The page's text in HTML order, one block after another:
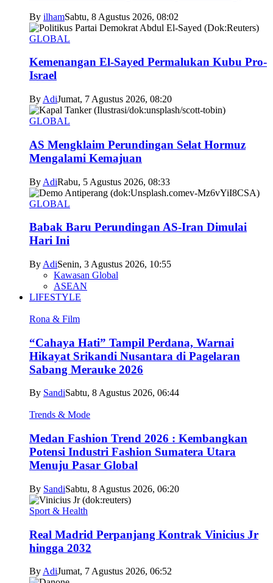
By ilhamSabtu, 8 Agustus 2026, 08:02
GLOBAL
Kemenangan El-Sayed Permalukan Kubu Pro-
Israel
By AdiJumat, 7 Agustus 2026, 08:20
GLOBAL
AS Mengklaim Perundingan Selat Hormuz
Mengalami Kemajuan
By AdiRabu, 5 Agustus 2026, 08:33
GLOBAL
Babak Baru Perundingan AS-Iran Dimulai
Hari Ini
By AdiSenin, 3 Agustus 2026, 10:55
Kawasan Global
ASEAN
LIFESTYLE
Rona & Film
“Cahaya Hati” Tampil Perdana, Warnai
Hikayat Srikandi Nusantara di Pagelaran
Sabang Merauke 2026
By SandiSabtu, 8 Agustus 2026, 06:44
Trends & Mode
Medan Fashion Trend 2026 : Kembangkan
Potensi Industri Fashion Sumatera Utara
Menuju Pasar Global
By SandiSabtu, 8 Agustus 2026, 06:20
Sport & Health
Real Madrid Perpanjang Kontrak Vinicius Jr
hingga 2032
By AdiJumat, 7 Agustus 2026, 06:52